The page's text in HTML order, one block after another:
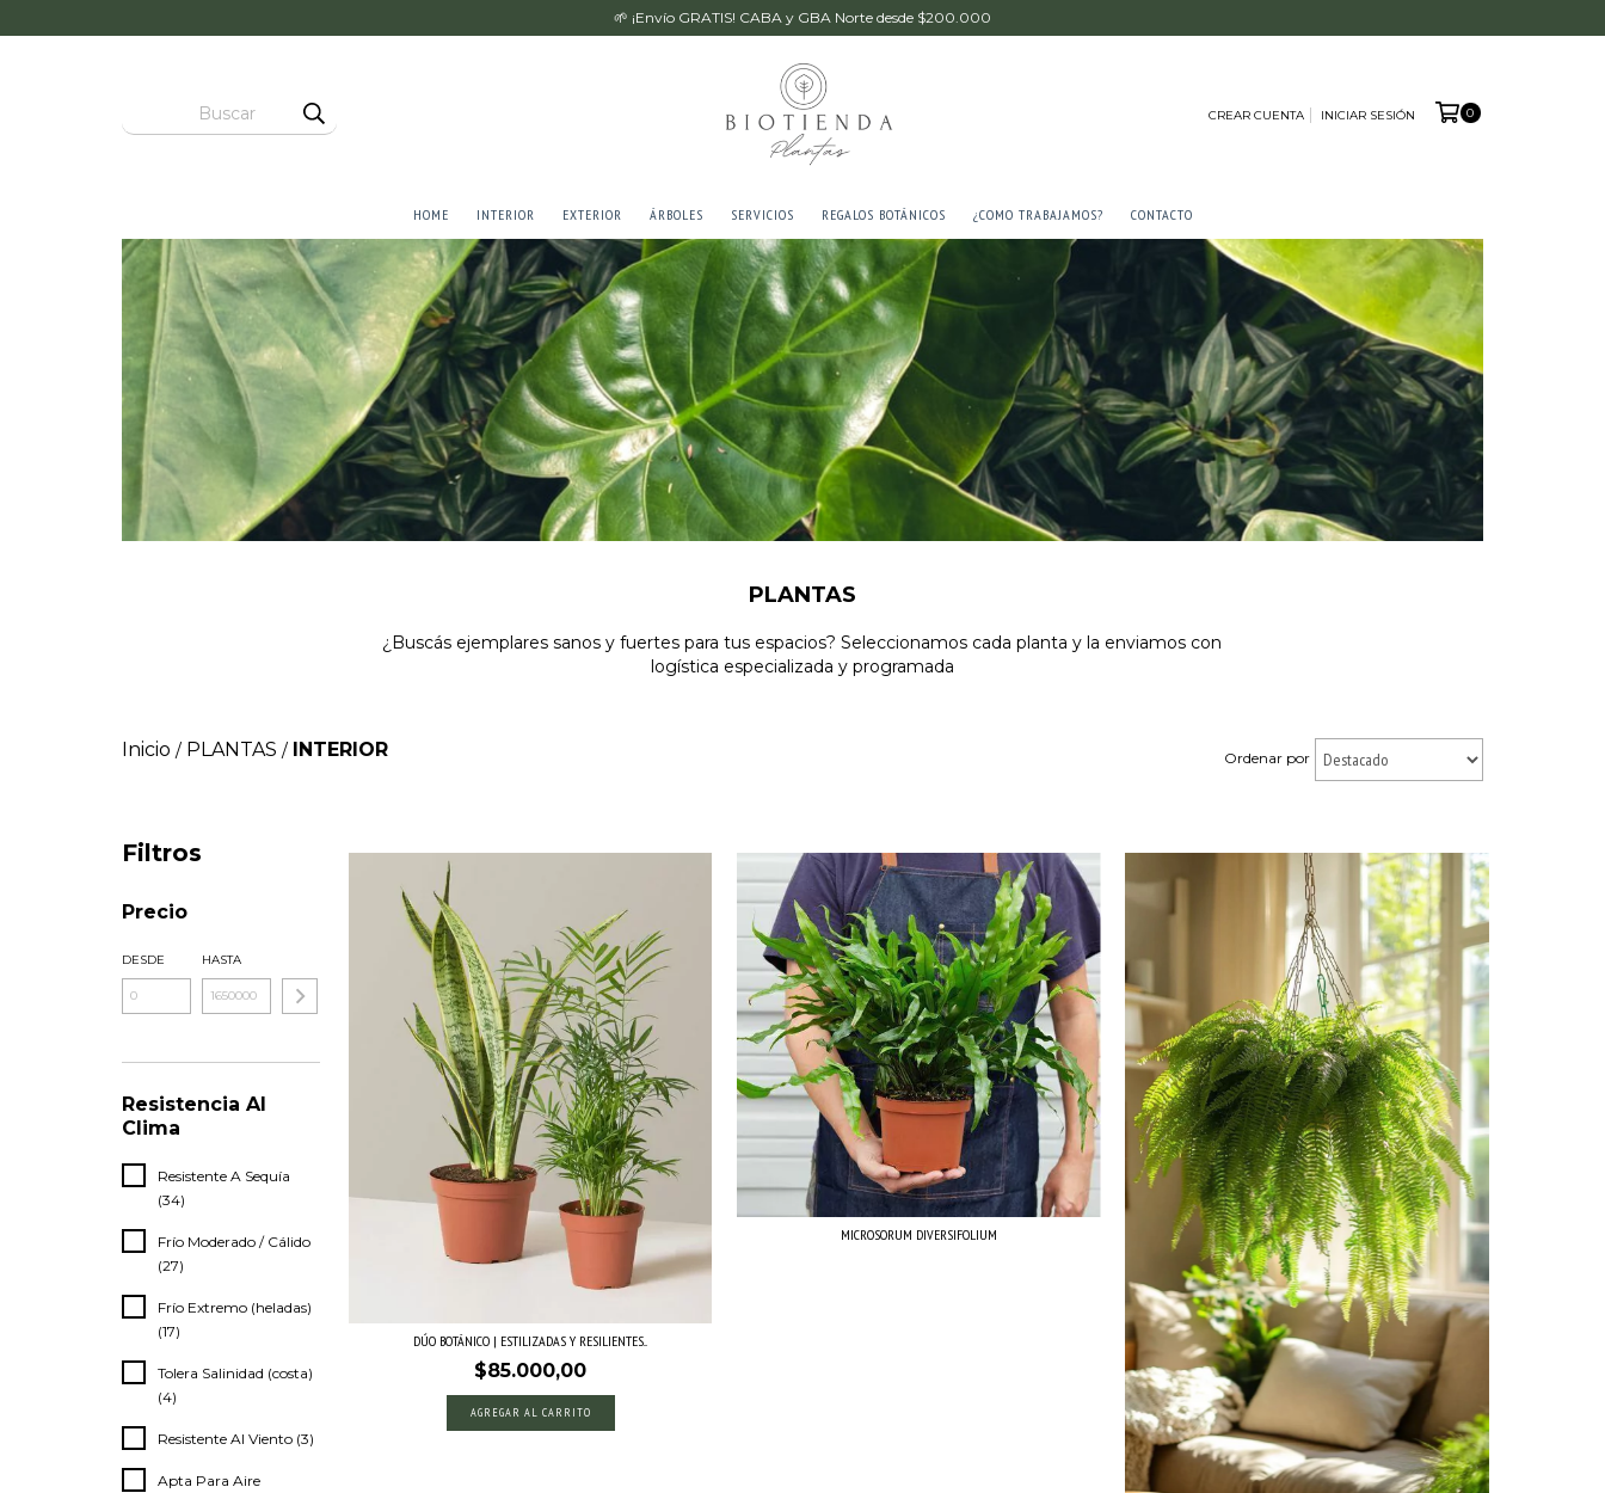
🌱 ¡Envío GRATIS! CABA y GBA Norte desde $200.000
CREAR CUENTA INICIAR SESIÓN 0
HOME INTERIOR EXTERIOR ÁRBOLES SERVICIOS REGALOS BOTÁNICOS ¿COMO TRABAJAMOS? CONTACTO
PLANTAS
¿Buscás ejemplares sanos y fuertes para tus espacios? Seleccionamos cada planta y la enviamos con
logística especializada y programada
Inicio / PLANTAS / INTERIOR Ordenar por
Filtros
Precio
DESDE HASTA
Resistencia Al
Clima
Resistente A Sequía
(34)
Frío Moderado / Cálido
(27)
Frío Extremo (heladas)
(17)
Tolera Salinidad (costa)
(4)
Resistente Al Viento (3)
Apta Para Aire
DÚO BOTÁNICO | ESTILIZADAS Y RESILIENTES...
$85.000,00
MICROSORUM DIVERSIFOLIUM